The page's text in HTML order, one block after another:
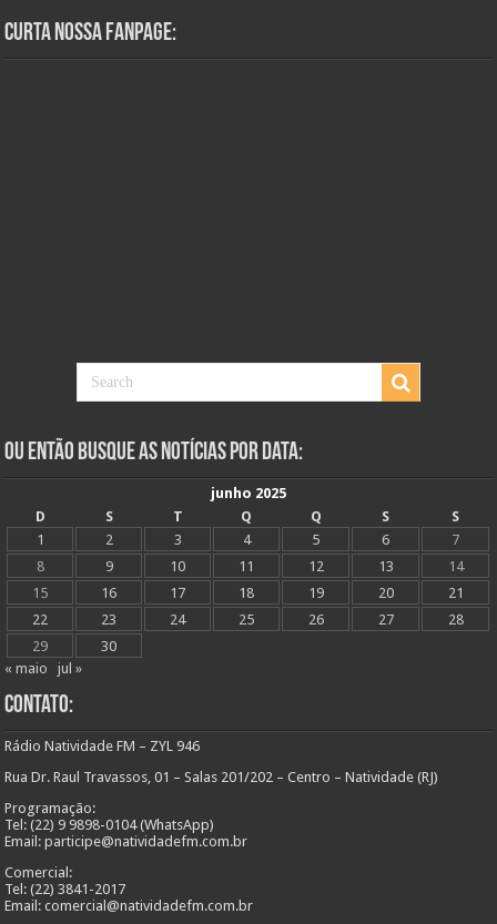
Curta Nossa Fanpage:
Ou Então Busque as Notícias Por Data:
junho 2025
D
S T Q Q S
S
1
2 3 4 5 6
7
8
9 10 11 12 13
14
15
16 17 18 19 20
21
22
23 24 25 26 27
28
29
30
« maio
jul »
Contato:
Rádio Natividade FM – ZYL 946
Rua Dr. Raul Travassos, 01 – Salas 201/202 – Centro – Natividade (RJ)
Programação:
Tel: (22) 9 9898-0104 (WhatsApp)
Email: participe@natividadefm.com.br
Comercial:
Tel: (22) 3841-2017
Email: comercial@natividadefm.com.br